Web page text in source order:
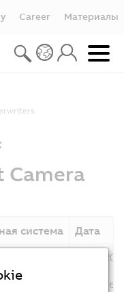
Career Материалы
система
Дата
Smart